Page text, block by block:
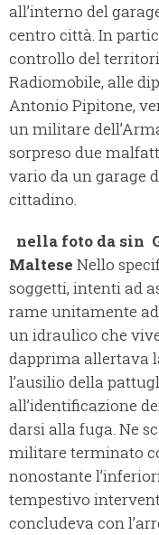
all’interno del
centro città. In
controllo del
Radiomobile, alle
Antonio Pipitone,
un militare
sorpreso due
vario da un garage
cittadino.
nella foto da sin
Maltese Nello
soggetti, intenti ad
rame unitamente
un idraulico che
dapprima allertava
l’ausilio della
all’identificazione
darsi alla fuga. Ne
militare terminato
nonostante
tempestivo
concludeva con